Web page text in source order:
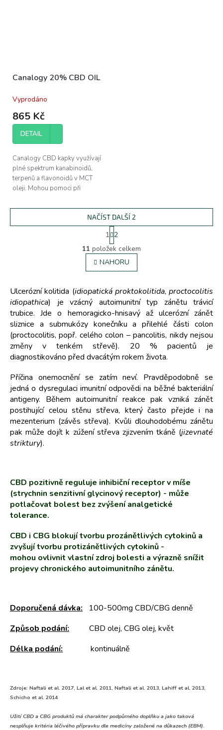
Canalogy 20% CBD OIL
Průměrné
hodnocení
produktu
je
5,0
5
hvězdiček.
Vyprodáno
865 Kč
DETAIL
Canalogy CBD kapky využívají
plné spektrum kanabinoidů,
terpenů a flavonoidů v MCT
oleji. Mohou pomoci při
kvality vašeho spánku.
O
v
l
á
a
c
í
p
r
v
k
y
ý
p
i
s
u
NAČÍST DALŠÍ 2
S
t
r
á
n
k
v
á
n
í
1 2
11 položek celkem
NAHORU
Ulcerózní kolitida (idiopatická proktokolitida, proctocolitis
idiopathica) je vzácný autoimunitní typ zánětu trávicí
trubice. Jde o hemoragicko-hnisavý až ulcerózní zánět
sliznice a submukózy konečníku a přilehlé části colon
(proctocolitis, popř. celého colon – pancolitis, nikdy nejsou
změny v tenkém střevě). 20 % pacientů je
diagnostikováno před dvacátým rokem života.
Příčina onemocnění se zatím neví. Pravděpodobně se
jedná o dysregulaci imunitní odpovědi na běžné bakteriální
antigeny. Během autoimunitní reakce pak vzniká zánět
postihující celou stěnu střeva, který často přejde i na
mezenterium (závěs střeva). Kvůli dlouhodobému zánětu
pak může dojít k zúžení střeva zjizvením tkáně (jizevnaté
striktury).
CBD pozitivně reguluje inhibiční receptor v míše
(strychnin senzitivní glycinový receptor) - může
potlačovat bolest bez zvýšení analgetické
tolerance.
CBD i CBG blokují tvorbu prozánětlivých cytokinů a
zvyšují tvorbu protizánětlivých cytokinů -
mohou ovlivnit vlastní zdroj bolesti a výrazně snížit
projevy chronického autoimunitního zánětu.
Doporučená dávka: 100-500mg CBD/CBG denně
Způsob podání:
CBD olej, CBG olej, květ
Délka podání:
kontinuálně
Zdroje: Naftali et al. 2017, Lal et al. 2011, Naftali et al. 2013, Lahiff et al. 2013,
Schicho et al. 2014
Užití CBD a CBG produktů má charakter podpůrného doplňku a jako taková
nesplňuje kritéria léčivého přípravku dle medicíny založené na důkazech (EBM).